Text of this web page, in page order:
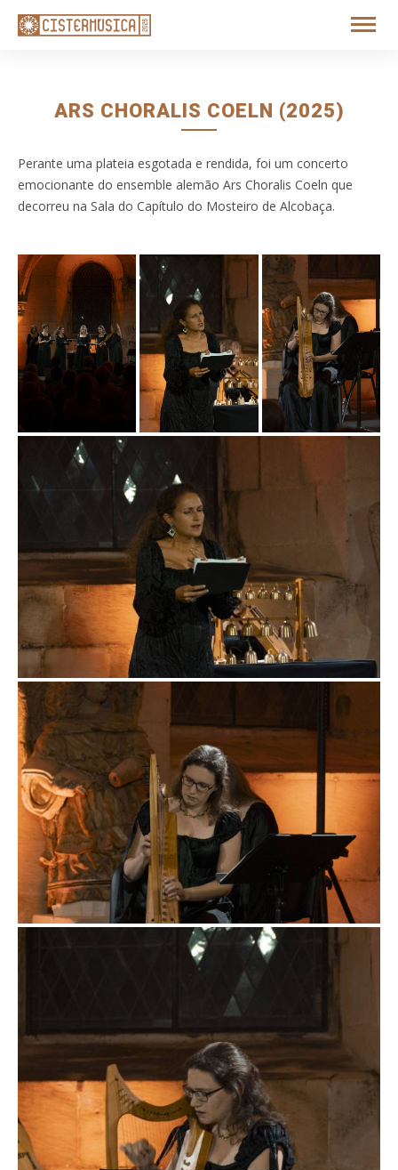
ARS CHORALIS COELN (2025)
Perante uma plateia esgotada e rendida, foi um concerto
emocionante do ensemble alemão Ars Choralis Coeln que
decorreu na Sala do Capítulo do Mosteiro de Alcobaça.